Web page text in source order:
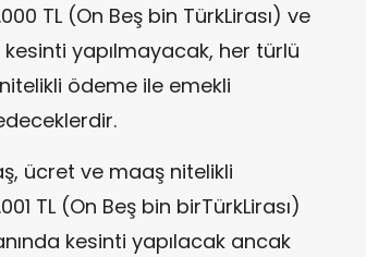
TL (On Beş bin TürkLirası) ve
yapılmayacak, her türlü
ödeme ile emekli
ücret ve maaş nitelikli
TL (On Beş bin birTürkLirası)
kesinti yapılacak ancak